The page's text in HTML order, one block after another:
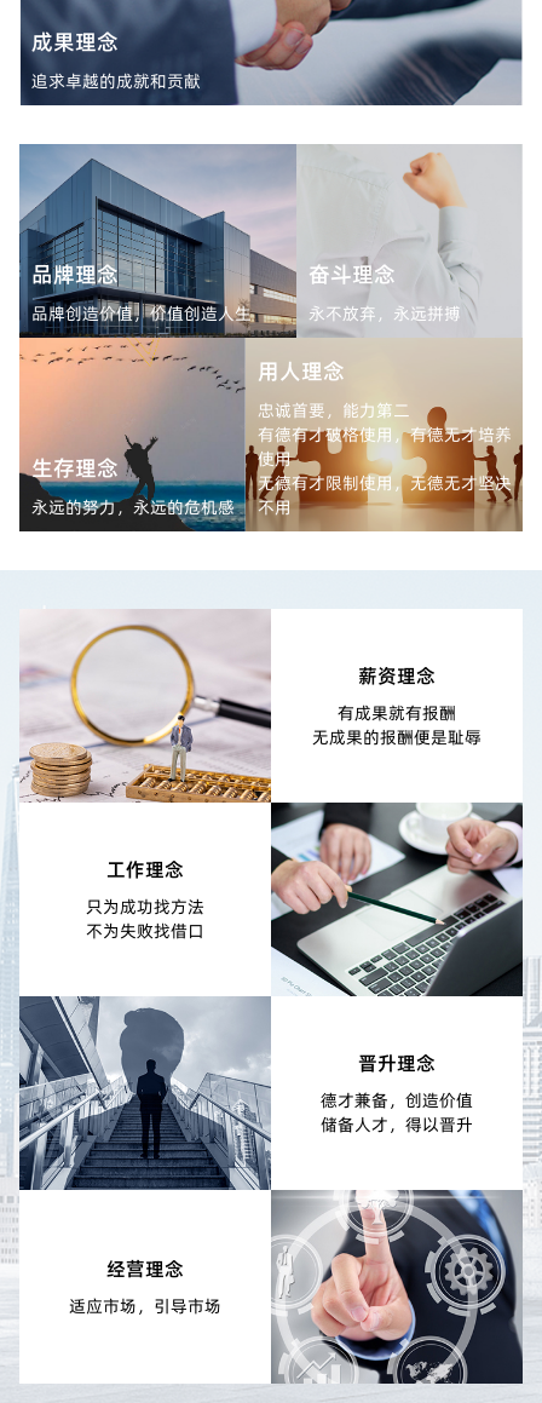
成果理念
追求卓越的成就和贡献
品牌理念
品牌创造价值，价值创造人生
奋斗理念
永不放弃，永远拼搏
生存理念
永远的努力，永远的危机感
用人理念
忠诚首要，能力第二
有德有才破格使用，有德无才培养
使用
无德有才限制使用，无德无才坚决
不用
薪资理念
有成果就有报酬
无成果的报酬便是耻辱
工作理念
只为成功找方法
不为失败找借口
晋升理念
德才兼备，创造价值
储备人才，得以晋升
经营理念
适应市场，引导市场